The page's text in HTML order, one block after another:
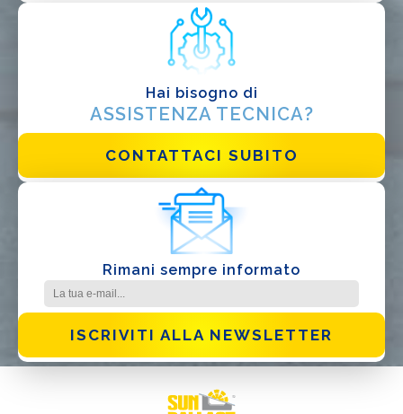
Hai bisogno di
ASSISTENZA TECNICA?
CONTATTACI SUBITO
Rimani sempre informato
ISCRIVITI ALLA NEWSLETTER
Ho letto e accetto la Privacy Policy*